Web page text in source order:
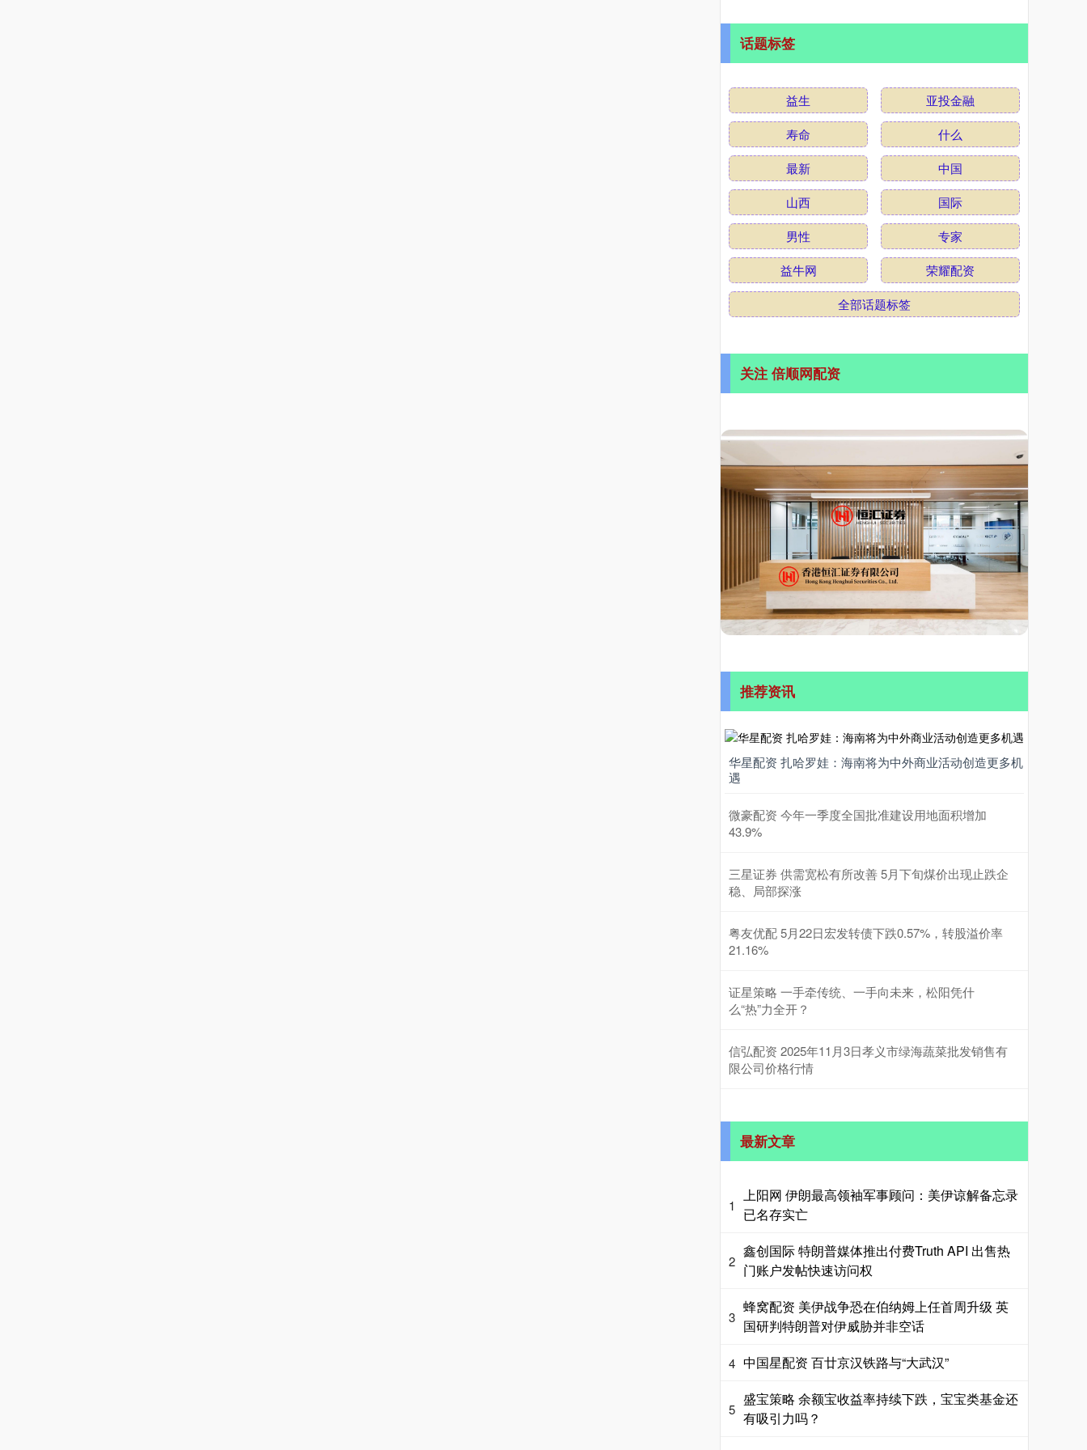
话题标签
益生
亚投金融
寿命
什么
最新
中国
山西
国际
男性
专家
益牛网
荣耀配资
全部话题标签
关注 倍顺网配资
推荐资讯
华星配资 扎哈罗娃：海南将为中外商业活动创造更多机
遇
微豪配资 今年一季度全国批准建设用地面积增加
43.9%
三星证券 供需宽松有所改善 5月下旬煤价出现止跌企
稳、局部探涨
粤友优配 5月22日宏发转债下跌0.57%，转股溢价率
21.16%
证星策略 一手牵传统、一手向未来，松阳凭什
么“热”力全开？
信弘配资 2025年11月3日孝义市绿海蔬菜批发销售有
限公司价格行情
最新文章
1
上阳网 伊朗最高领袖军事顾问：美伊谅解备忘录
已名存实亡
2
鑫创国际 特朗普媒体推出付费Truth API 出售热
门账户发帖快速访问权
3
蜂窝配资 美伊战争恐在伯纳姆上任首周升级 英
国研判特朗普对伊威胁并非空话
4 中国星配资 百廿京汉铁路与“大武汉”
5
盛宝策略 余额宝收益率持续下跌，宝宝类基金还
有吸引力吗？